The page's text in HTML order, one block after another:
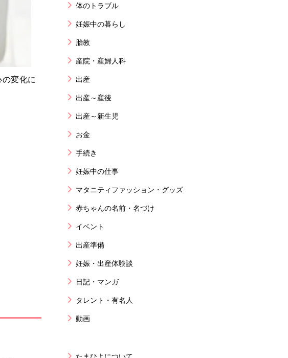
変化に
体のトラブル
妊娠中の暮らし
胎教
産院・産婦人科
出産
出産～産後
出産～新生児
お金
手続き
妊娠中の仕事
マタニティファッション・グッズ
赤ちゃんの名前・名づけ
イベント
出産準備
妊娠・出産体験談
日記・マンガ
タレント・有名人
動画